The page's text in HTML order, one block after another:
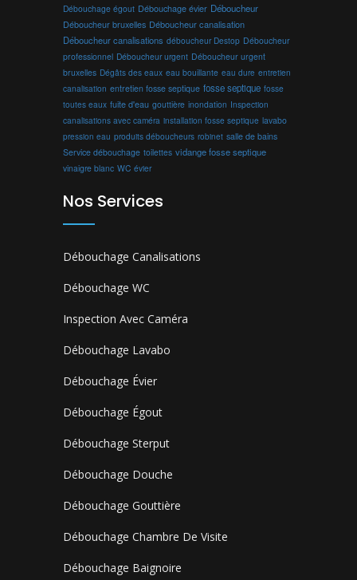
Débouchage égout Débouchage évier Déboucheur
Déboucheur bruxelles Déboucheur canalisation
Déboucheur canalisations déboucheur Destop Déboucheur
professionnel Déboucheur urgent Déboucheur urgent
bruxelles Dégâts des eaux eau bouillante eau dure entretien
canalisation entretien fosse septique fosse septique fosse
toutes eaux fuite d'eau gouttière inondation Inspection
canalisations avec caméra installation fosse septique lavabo
pression eau produits déboucheurs robinet salle de bains
Service débouchage toilettes vidange fosse septique
vinaigre blanc WC évier
Nos Services
Débouchage Canalisations
Débouchage WC
Inspection Avec Caméra
Débouchage Lavabo
Débouchage Évier
Débouchage Égout
Débouchage Sterput
Débouchage Douche
Débouchage Gouttière
Débouchage Chambre De Visite
Débouchage Baignoire